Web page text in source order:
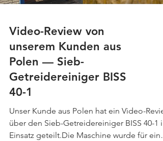
Video-Review von
unserem Kunden aus
Polen — Sieb-
Getreidereiniger BISS
40-1
Unser Kunde aus Polen hat ein Video-
über den Sieb-Getreidereiniger BISS 40-1
Einsatz geteilt.Die Maschine wurde für eine